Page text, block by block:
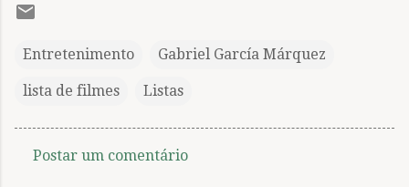
Entretenimento Gabriel García Márquez
lista de filmes Listas
Postar um comentário